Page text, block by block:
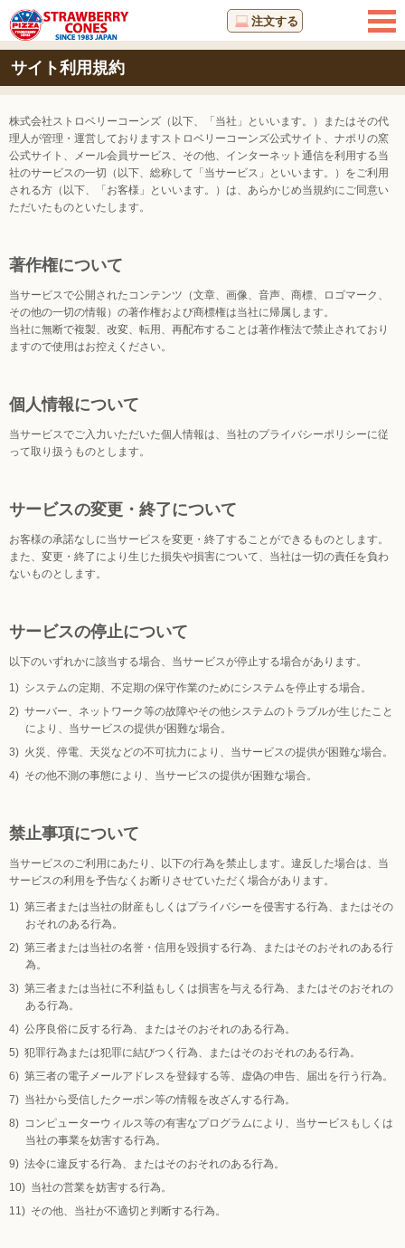
注文する
サイト利用規約
株式会社ストロベリーコーンズ（以下、「当社」といいます。）またはその代
理人が管理・運営しておりますストロベリーコーンズ公式サイト、ナポリの窯
公式サイト、メール会員サービス、その他、インターネット通信を利用する当
社のサービスの一切（以下、総称して「当サービス」といいます。）をご利用
される方（以下、「お客様」といいます。）は、あらかじめ当規約にご同意い
ただいたものといたします。
著作権について
当サービスで公開されたコンテンツ（文章、画像、音声、商標、ロゴマーク、
その他の一切の情報）の著作権および商標権は当社に帰属します。
当社に無断で複製、改変、転用、再配布することは著作権法で禁止されており
ますので使用はお控えください。
個人情報について
当サービスでご入力いただいた個人情報は、当社のプライバシーポリシーに従
って取り扱うものとします。
サービスの変更・終了について
お客様の承諾なしに当サービスを変更・終了することができるものとします。
また、変更・終了により生じた損失や損害について、当社は一切の責任を負わ
ないものとします。
サービスの停止について
以下のいずれかに該当する場合、当サービスが停止する場合があります。
システムの定期、不定期の保守作業のためにシステムを停止する場合。
サーバー、ネットワーク等の故障やその他システムのトラブルが生じたこと
により、当サービスの提供が困難な場合。
火災、停電、天災などの不可抗力により、当サービスの提供が困難な場合。
その他不測の事態により、当サービスの提供が困難な場合。
禁止事項について
当サービスのご利用にあたり、以下の行為を禁止します。違反した場合は、当
サービスの利用を予告なくお断りさせていただく場合があります。
第三者または当社の財産もしくはプライバシーを侵害する行為、またはその
おそれのある行為。
第三者または当社の名誉・信用を毀損する行為、またはそのおそれのある行
為。
第三者または当社に不利益もしくは損害を与える行為、またはそのおそれの
ある行為。
公序良俗に反する行為、またはそのおそれのある行為。
犯罪行為または犯罪に結びつく行為、またはそのおそれのある行為。
第三者の電子メールアドレスを登録する等、虚偽の申告、届出を行う行為。
当社から受信したクーポン等の情報を改ざんする行為。
コンピューターウィルス等の有害なプログラムにより、当サービスもしくは
当社の事業を妨害する行為。
法令に違反する行為、またはそのおそれのある行為。
当社の営業を妨害する行為。
その他、当社が不適切と判断する行為。